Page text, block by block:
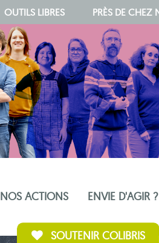
OUTILS LIBRES PRÈS DE CHEZ
NOS ACTIONS ENVIE D'AGIR ?
SOUTENIR COLIBRIS